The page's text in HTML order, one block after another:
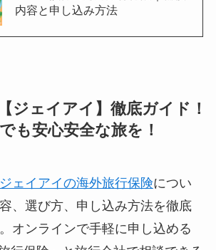
内容と申し込み方法
ジェイアイ】徹底ガイド！
も安心安全な旅を！
ジェイアイの海外旅行保険につい
、選び方、申し込み方法を徹底
オンラインで手軽に申し込める